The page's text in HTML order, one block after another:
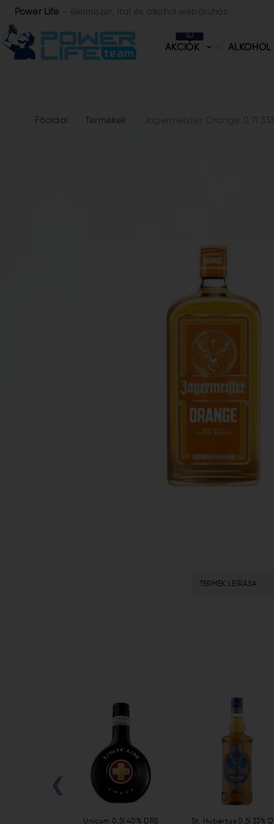
Power Life – élelmiszer, ital és alkohol webáruház
ÚJ
AKCIÓK ALKOHOL
Főoldal Termékek Jagermeister Orange 0,7l
TERMÉK LEÍRÁSA
Unicum 0,5l 40% DRS St. Hubertus 0,5l 33%
‹